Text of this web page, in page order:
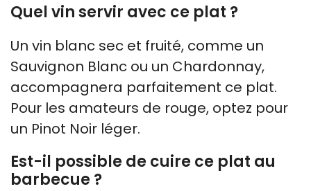
Quel vin servir avec ce plat ?
Un vin blanc sec et fruité, comme un
Sauvignon Blanc ou un Chardonnay,
accompagnera parfaitement ce plat.
Pour les amateurs de rouge, optez pour
un Pinot Noir léger.
Est-il possible de cuire ce plat au
barbecue ?